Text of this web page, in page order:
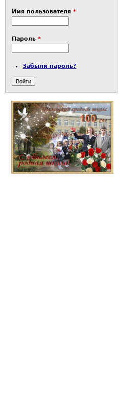
Имя пользователя *
Пароль *
Забыли пароль?